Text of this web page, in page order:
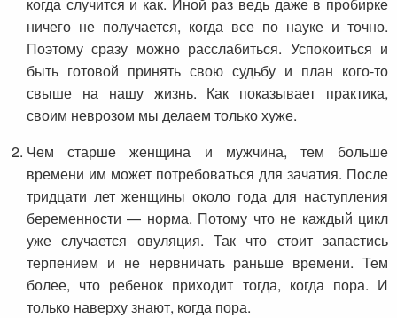
ничего не получается, когда все по науке и точно.
Поэтому сразу можно расслабиться. Успокоиться и
быть готовой принять свою судьбу и план кого-то
свыше на нашу жизнь. Как показывает практика,
своим неврозом мы делаем только хуже.
Чем старше женщина и мужчина, тем больше
времени им может потребоваться для зачатия. После
тридцати лет женщины около года для наступления
беременности — норма. Потому что не каждый цикл
уже случается овуляция. Так что стоит запастись
терпением и не нервничать раньше времени. Тем
более, что ребенок приходит тогда, когда пора. И
только наверху знают, когда пора.